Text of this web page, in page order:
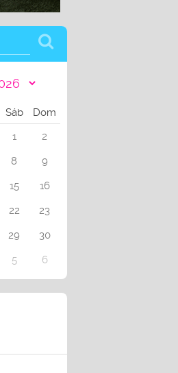
Sáb
Dom
1
2
8
9
15
16
22
23
29
30
5 6